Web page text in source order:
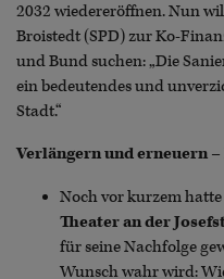
2032 wiedereröffnen. Nun
Broistedt (SPD) zur Ko-
und Bund suchen: „Die
ein bedeutendes und
Stadt.“
Verlängern und erneuern
Noch vor kurzem
Theater an der
für seine Nachfolge
Wunsch wahr wird: